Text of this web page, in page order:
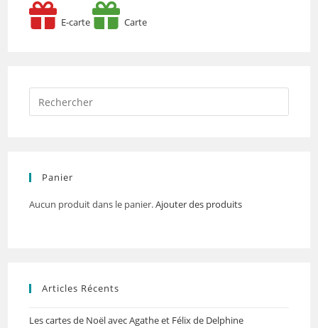
E-carte Carte
Panier
Aucun produit dans le panier.Ajouter des produits
Articles Récents
Les cartes de Noël avec Agathe et Félix de Delphine